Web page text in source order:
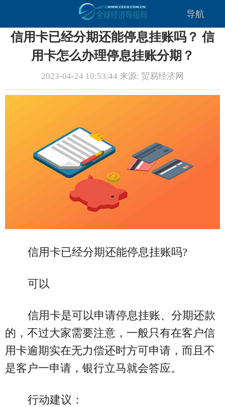
导航
信用卡已经分期还能停息挂账吗？ 信
用卡怎么办理停息挂账分期？
2023-04-24 10:53:44 来源: 贸易经济网
信用卡已经分期还能停息挂账吗?
可以
信用卡是可以申请停息挂账、分期还款
的，不过大家需要注意，一般只有在客户信
用卡逾期实在无力偿还时方可申请，而且不
是客户一申请，银行立马就会答应。
行动建议：